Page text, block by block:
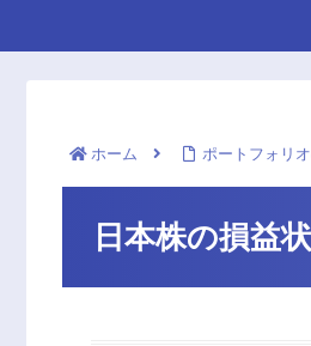
ホーム ポートフォリ
日本株の損益